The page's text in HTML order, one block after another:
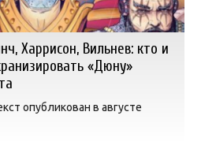
Харрисон, Вильнев: кто и
«Дюну»
опубликован в августе